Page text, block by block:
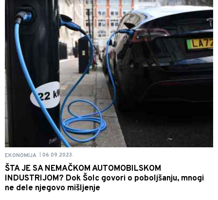
EKONOMIJA 06.09.2023.
ŠTA JE SA NEMAČKOM AUTOMOBILSKOM
INDUSTRIJOM? Dok Šolc govori o poboljšanju, mnogi
ne dele njegovo mišljenje